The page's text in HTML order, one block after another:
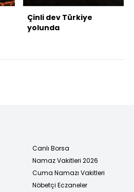
Çinli dev Türkiye
yolunda
Canlı Borsa
Namaz Vakitleri 2026
Cuma Namazı Vakitleri
Nöbetçi Eczaneler